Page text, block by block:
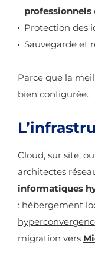
professionnels
Protection des
Sauvegarde et
Parce que la
bien configurée.
Cloud, sur site,
architectes
informatiques
: hébergement
migration vers